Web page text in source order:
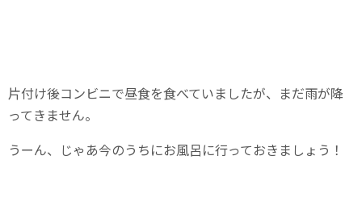
片付け後コンビニで昼食を食べていましたが、まだ雨が降
ってきません。
うーん、じゃあ今のうちにお風呂に行っておきましょう！